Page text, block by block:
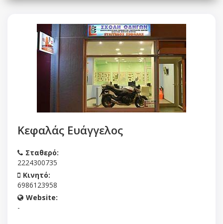
Κεφαλάς Ευάγγελος
Σταθερό:
2224300735
Κινητό:
6986123958
Website:
-